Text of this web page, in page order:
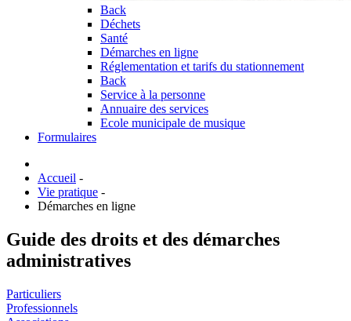
Back
Déchets
Santé
Démarches en ligne
Réglementation et tarifs du stationnement
Back
Service à la personne
Annuaire des services
Ecole municipale de musique
Formulaires
Accueil -
Vie pratique -
Démarches en ligne
Guide des droits et des démarches
administratives
Particuliers
Professionnels